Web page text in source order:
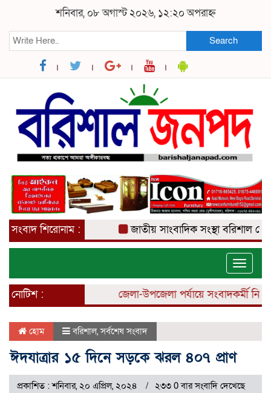
শনিবার, ০৮ অগাস্ট ২০২৬, ১২:২০ অপরাহ্ন
Search
সংবাদ শিরোনাম : জাতীয় সাংবাদিক সংস্থা বরিশাল জেলা
Toggle
নোটিশ :
জেলা-উপজেলা পর্যায়ে সংবাদকর্মী নিয়োগ
হোম বরিশাল,সর্বশেষ সংবাদ
ঈদযাত্রার ১৫ দিনে সড়কে ঝরল ৪০৭ প্রাণ
প্রকাশিত : শনিবার, ২০ এপ্রিল, ২০২৪ ২৩৩ 0 বার সংবাদি দেখেছে